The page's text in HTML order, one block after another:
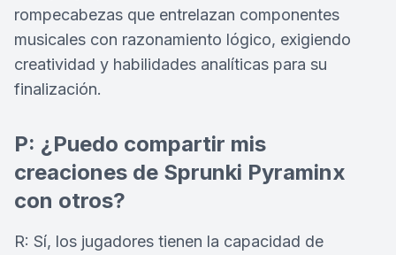
rompecabezas que entrelazan componentes
musicales con razonamiento lógico, exigiendo
creatividad y habilidades analíticas para su
finalización.
P: ¿Puedo compartir mis
creaciones de Sprunki Pyraminx
con otros?
R: Sí, los jugadores tienen la capacidad de